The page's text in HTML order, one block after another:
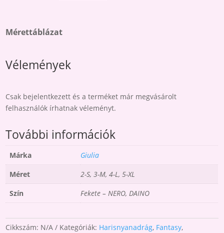
Mérettáblázat
Vélemények
Csak bejelentkezett és a terméket már megvásárolt
felhasználók írhatnak véleményt.
További információk
Márka
Giulia
Méret
2-S, 3-M, 4-L, 5-XL
Szín
Fekete – NERO, DAINO
Cikkszám: N/A Kategóriák: Harisnyanadrág, Fantasy,